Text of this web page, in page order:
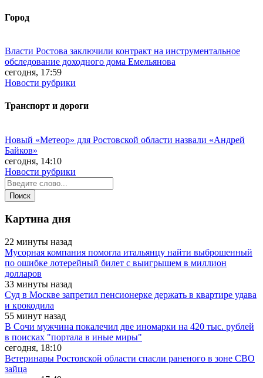
Город
Власти Ростова заключили контракт на инструментальное
обследование доходного дома Емельянова
сегодня, 17:59
Новости рубрики
Транспорт и дороги
Новый «Метеор» для Ростовской области назвали «Андрей
Байков»
сегодня, 14:10
Новости рубрики
Картина дня
22 минуты назад
Мусорная компания помогла итальянцу найти выброшенный
по ошибке лотерейный билет с выигрышем в миллион
долларов
33 минуты назад
Суд в Москве запретил пенсионерке держать в квартире удава
и крокодила
55 минут назад
В Сочи мужчина покалечил две иномарки на 420 тыс. рублей
в поисках "портала в иные миры"
сегодня, 18:10
Ветеринары Ростовской области спасли раненого в зоне СВО
зайца